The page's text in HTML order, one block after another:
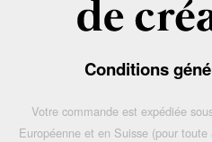
Conditions
Votre commande est expédiée
Européenne et en Suisse (pour